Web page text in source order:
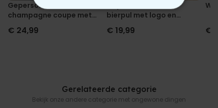
Gepersonaliseerde
champagne coupe met
tekst
€ 24,99
Gepersonaliseerde
bierpul met logo en
gezicht
€ 19,99 €
Gerelateerde categorie
Bekijk onze andere categorie met ongewone dingen
NOODZAKELIJK
PERFORMANCE